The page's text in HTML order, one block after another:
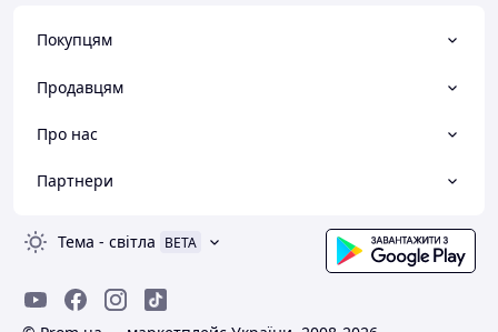
Покупцям
Продавцям
Про нас
Партнери
Тема - світла BETA